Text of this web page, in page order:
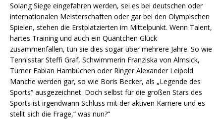
Solang Siege eingefahren werden, sei es bei deutschen oder
internationalen Meisterschaften oder gar bei den Olympischen
Spielen, stehen die Erstplatzierten im Mittelpunkt. Wenn Talent,
hartes Training und auch ein Quäntchen Glück
zusammenfallen, tun sie dies sogar über mehrere Jahre. So wie
Tennisstar Steffi Graf, Schwimmerin Franziska von Almsick,
Turner Fabian Hambüchen oder Ringer Alexander Leipold.
Manche werden gar, so wie Boris Becker, als „Legende des
Sports“ ausgezeichnet. Doch selbst für die großen Stars des
Sports ist irgendwann Schluss mit der aktiven Karriere und es
stellt sich die Frage,“ was nun?“